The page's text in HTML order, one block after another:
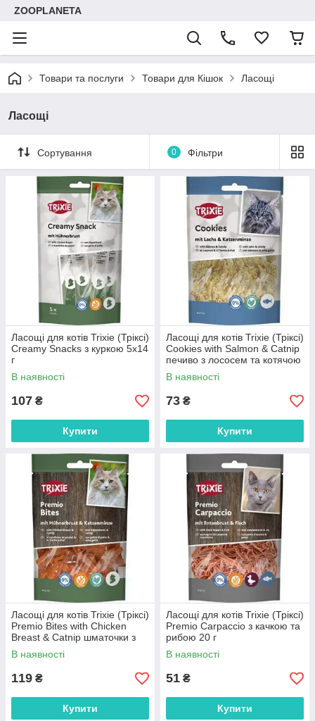
ZOOPLANETA
Товари та послуги Товари для Кішок Ласощі
Ласощі
Сортування 0 Фільтри
Ласощі для котів Trixie (Тріксі)
Creamy Snacks з куркою 5х14
г
В наявності
107 ₴
Купити
Ласощі для котів Trixie (Тріксі)
Cookies with Salmon & Catnip
печиво з лососем та котячою
м’ятою 50 г
В наявності
73 ₴
Купити
Ласощі для котів Trixie (Тріксі)
Premio Bites with Chicken
Breast & Catnip шматочки з
курячою грудкою і котячою
м’я 50 г
В наявності
119 ₴
Купити
Ласощі для котів Trixie (Тріксі)
Premio Carpaccio з качкою та
рибою 20 г
В наявності
51 ₴
Купити